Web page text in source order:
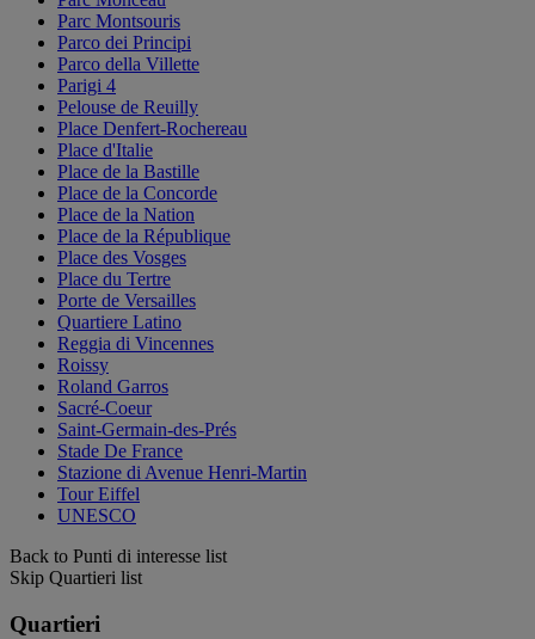
Parc Montsouris
Parco dei Principi
Parco della Villette
Parigi 4
Pelouse de Reuilly
Place Denfert-Rochereau
Place d'Italie
Place de la Bastille
Place de la Concorde
Place de la Nation
Place de la République
Place des Vosges
Place du Tertre
Porte de Versailles
Quartiere Latino
Reggia di Vincennes
Roissy
Roland Garros
Sacré-Coeur
Saint-Germain-des-Prés
Stade De France
Stazione di Avenue Henri-Martin
Tour Eiffel
UNESCO
Back to Punti di interesse list
Skip Quartieri list
Quartieri